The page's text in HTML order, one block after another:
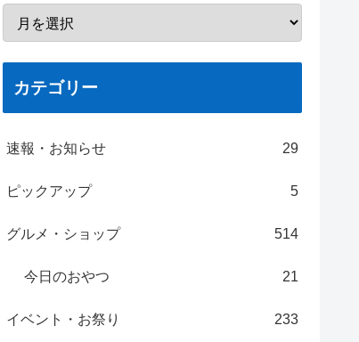
カテゴリー
速報・お知らせ 29
ピックアップ 5
グルメ・ショップ 514
今日のおやつ 21
イベント・お祭り 233